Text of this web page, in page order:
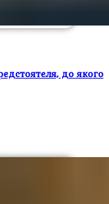
до якого